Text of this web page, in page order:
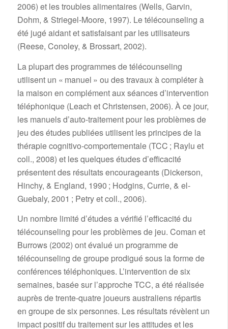
2006) et les troubles alimentaires (Wells, Garvin,
Dohm, & Striegel-Moore, 1997). Le télécounseling a
été jugé aidant et satisfaisant par les utilisateurs
(Reese, Conoley, & Brossart, 2002).
La plupart des programmes de télécounseling
utilisent un « manuel » ou des travaux à compléter à
la maison en complément aux séances d’intervention
téléphonique (Leach et Christensen, 2006). À ce jour,
les manuels d’auto-traitement pour les problèmes de
jeu des études publiées utilisent les principes de la
thérapie cognitivo-comportementale (TCC ; Raylu et
coll., 2008) et les quelques études d’efficacité
présentent des résultats encourageants (Dickerson,
Hinchy, & England, 1990 ; Hodgins, Currie, & el-
Guebaly, 2001 ; Petry et coll., 2006).
Un nombre limité d’études a vérifié l’efficacité du
télécounseling pour les problèmes de jeu. Coman et
Burrows (2002) ont évalué un programme de
télécounseling de groupe prodigué sous la forme de
conférences téléphoniques. L’intervention de six
semaines, basée sur l’approche TCC, a été réalisée
auprès de trente-quatre joueurs australiens répartis
en groupe de six personnes. Les résultats révèlent un
impact positif du traitement sur les attitudes et les